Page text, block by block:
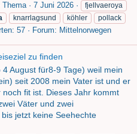
Thema 7 Juni 2026
fjellvaeroya
knarrlagsund köhler
pollack
57 Forum: Mittelnorwegen
zu finden
August für8-9 Tage) weil mein
seit 2008 mein Vater ist und er
fit ist. Dieses Jahr kommt
Väter und zwei
jetzt keine Seehechte